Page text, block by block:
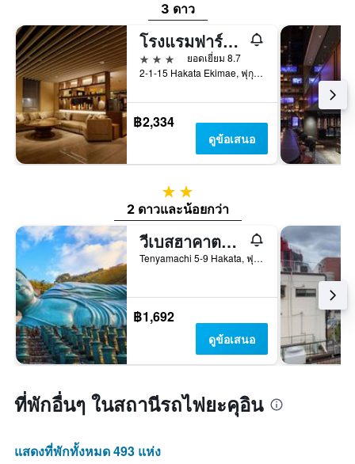
3 ดาว
โรงแรมฟาร์ซา ฮากาตะเอกิ ฮากาตะกูจิ
3 ดาว
ยอดเยี่ยม 8.7
2-1-15 Hakata Ekimae, ฟุกุโอกะ, ญี่ปุ่น
฿2,334
ดูข้อเสนอ
2 ดาว
2 ดาวและน้อยกว่า
วีเบสฮาคาตะ โฮสเทล
Tenyamachi 5-9 Hakata, ฟุกุโอกะ, ญี่ปุ่น
฿1,692
ดูข้อเสนอ
ที่พักอื่นๆ ในสถานีรถไฟยะคุอิน
แสดงที่พักทั้งหมด 493 แห่ง